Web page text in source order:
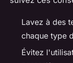
Lavez à des
chaque type
Évitez